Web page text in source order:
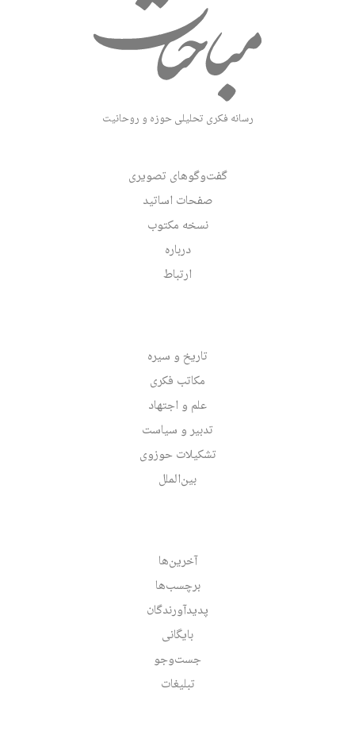
رسانه فکری تحلیلی حوزه و روحانیت
گفت‌وگوهای تصویری
صفحات اساتید
نسخه مکتوب
درباره
ارتباط
تاریخ و سیره
مکاتب فکری
علم و اجتهاد
تدبیر و سیاست
تشکیلات حوزوی
بین‌الملل
آخرین‌ها
برچسب‌ها
پدیدآورندگان
بایگانی
جست‌وجو
تبلیغات